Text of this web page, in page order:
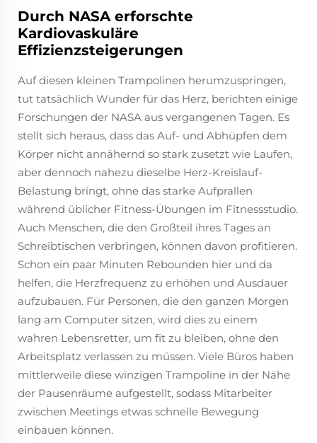
Durch NASA erforschte
Kardiovaskuläre
Effizienzsteigerungen
Auf diesen kleinen Trampolinen herumzuspringen,
tut tatsächlich Wunder für das Herz, berichten einige
Forschungen der NASA aus vergangenen Tagen. Es
stellt sich heraus, dass das Auf- und Abhüpfen dem
Körper nicht annähernd so stark zusetzt wie Laufen,
aber dennoch nahezu dieselbe Herz-Kreislauf-
Belastung bringt, ohne das starke Aufprallen
während üblicher Fitness-Übungen im Fitnessstudio.
Auch Menschen, die den Großteil ihres Tages an
Schreibtischen verbringen, können davon profitieren.
Schon ein paar Minuten Rebounden hier und da
helfen, die Herzfrequenz zu erhöhen und Ausdauer
aufzubauen. Für Personen, die den ganzen Morgen
lang am Computer sitzen, wird dies zu einem
wahren Lebensretter, um fit zu bleiben, ohne den
Arbeitsplatz verlassen zu müssen. Viele Büros haben
mittlerweile diese winzigen Trampoline in der Nähe
der Pausenräume aufgestellt, sodass Mitarbeiter
zwischen Meetings etwas schnelle Bewegung
einbauen können.